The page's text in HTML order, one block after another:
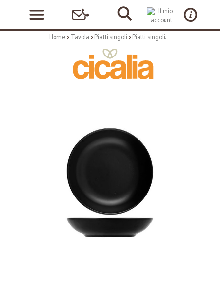
Home Tavola Piatti singoli Piatti singoli: Etno piatto coupe nero 13 cm